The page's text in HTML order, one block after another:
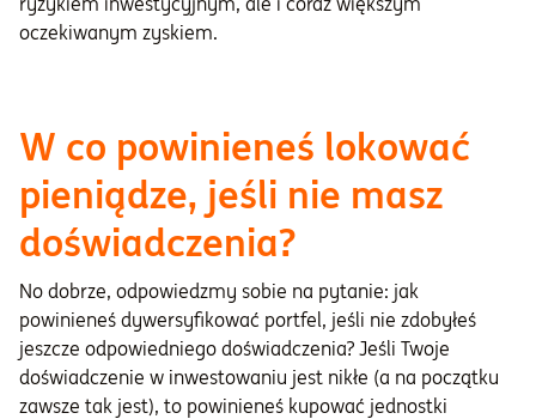
oczekiwanym zyskiem.
W co powinieneś lokować
pieniądze, jeśli nie masz
doświadczenia?
No dobrze, odpowiedzmy sobie na pytanie: jak
powinieneś dywersyfikować portfel, jeśli nie zdobyłeś
jeszcze odpowiedniego doświadczenia? Jeśli Twoje
doświadczenie w inwestowaniu jest nikłe (a na początku
zawsze tak jest), to powinieneś kupować jednostki